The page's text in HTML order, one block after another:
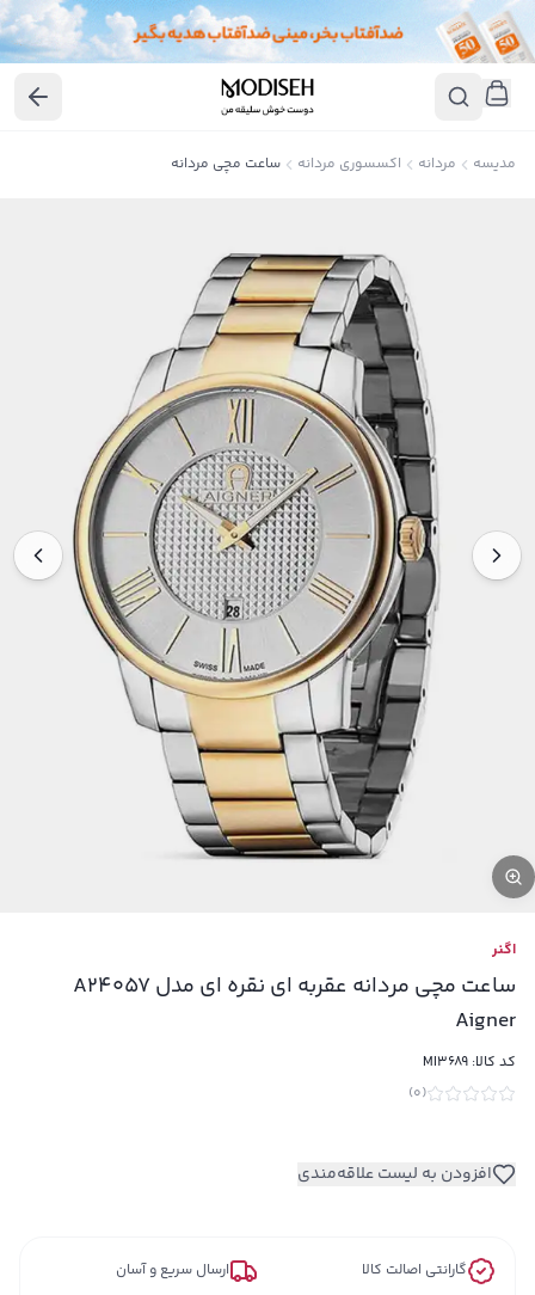
مدیسه مردانه اکسسوری مردانه ساعت مچی مردانه
اگنر
ساعت مچی مردانه عقربه ای نقره ای مدل A24057
Aigner
کد کالا: MI3689
(
0
)
افزودن به لیست علاقه‌مندی
گارانتی اصالت کالا ارسال سریع و آسان